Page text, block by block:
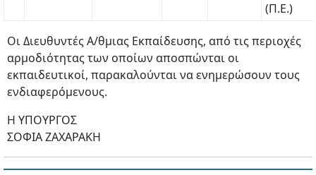
(Π.Ε.)
Οι Διευθυντές Α/θμιας Εκπαίδευσης, από τις περιοχές
αρμοδιότητας των οποίων αποσπώνται οι
εκπαιδευτικοί, παρακαλούνται να ενημερώσουν τους
ενδιαφερόμενους.
Η ΥΠΟΥΡΓΟΣ
ΣΟΦΙΑ ΖΑΧΑΡΑΚΗ